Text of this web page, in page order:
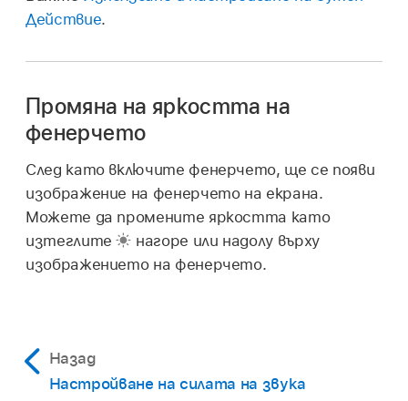
Действие.
Промяна на яркостта на
фенерчето
След като включите фенерчето, ще се появи
изображение на фенерчето на екрана.
Можете да промените яркостта като
изтеглите
нагоре или надолу върху
изображението на фенерчето.
Назад
Настройване на силата на звука